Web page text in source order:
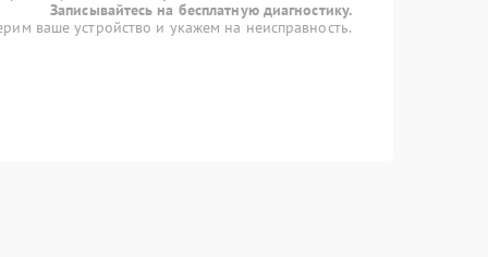
Записывайтесь на бесплатную диагностику.
ваше устройство и укажем на неисправность.